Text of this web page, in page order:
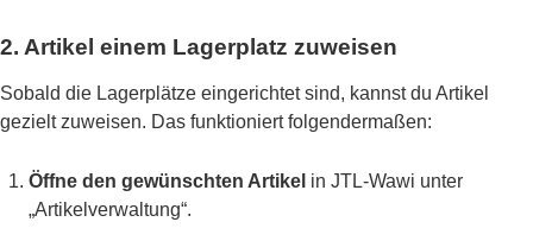
2. Artikel einem Lagerplatz zuweisen
Sobald die Lagerplätze eingerichtet sind, kannst du Artikel
gezielt zuweisen. Das funktioniert folgendermaßen:
Öffne den gewünschten Artikel in JTL-Wawi unter
„Artikelverwaltung“.